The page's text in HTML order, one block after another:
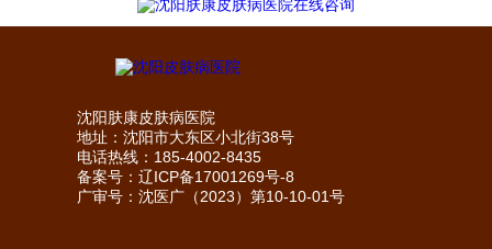
沈阳肤康皮肤病医院
地址：沈阳市大东区小北街38号
电话热线：185-4002-8435
备案号：辽ICP备17001269号-8
广审号：沈医广（2023）第10-10-01号